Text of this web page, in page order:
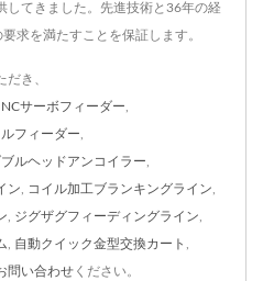
してきました。先進技術と36年の経
求を満たすことを保証します。
き、
NCサーボフィーダー
フィーダー
ブルヘッドアンコイラー
ン コイル加工ブランキングライン
ジグザグフィーディングライン
自動クイック金型交換カート
問い合わせ ください。